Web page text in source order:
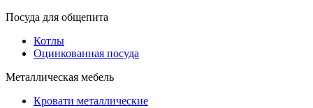
Посуда для общепита
Котлы
Оцинкованная посуда
Металлическая мебель
Кровати металлические